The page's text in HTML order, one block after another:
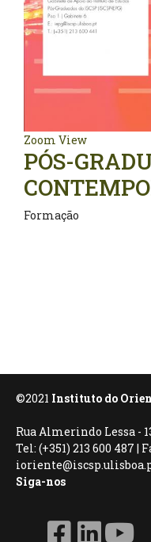
Zoom View
PÓS-
Formação
©2021 Instituto do
Rua Almerindo Lessa -
Tel: (+351) 213 600 487 |
Siga-nos